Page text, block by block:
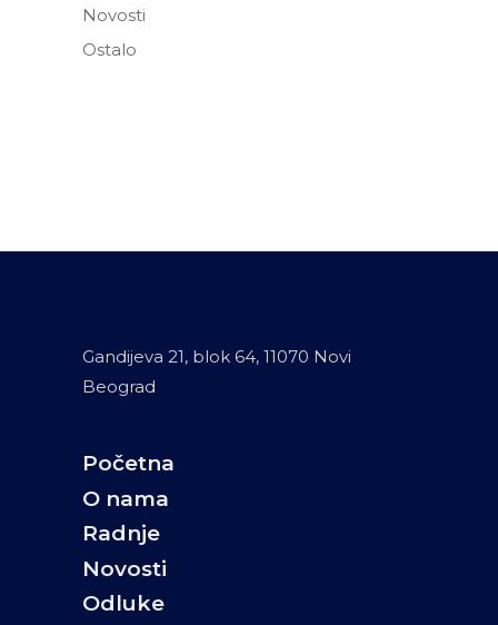
Novosti
Ostalo
Gandijeva 21, blok 64, 11070 Novi
Beograd
Početna
O nama
Radnje
Novosti
Odluke